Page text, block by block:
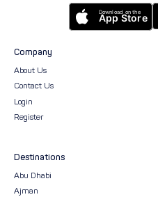
Company
About Us
Contact Us
Login
Register
Destinations
Abu Dhabi
Ajman